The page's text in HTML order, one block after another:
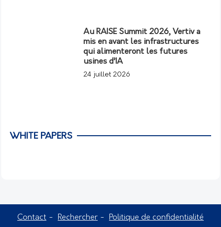
Au RAISE Summit 2026, Vertiv a
mis en avant les infrastructures
qui alimenteront les futures
usines d’IA
24 juillet 2026
WHITE PAPERS
Contact Rechercher Politique de confidentialité